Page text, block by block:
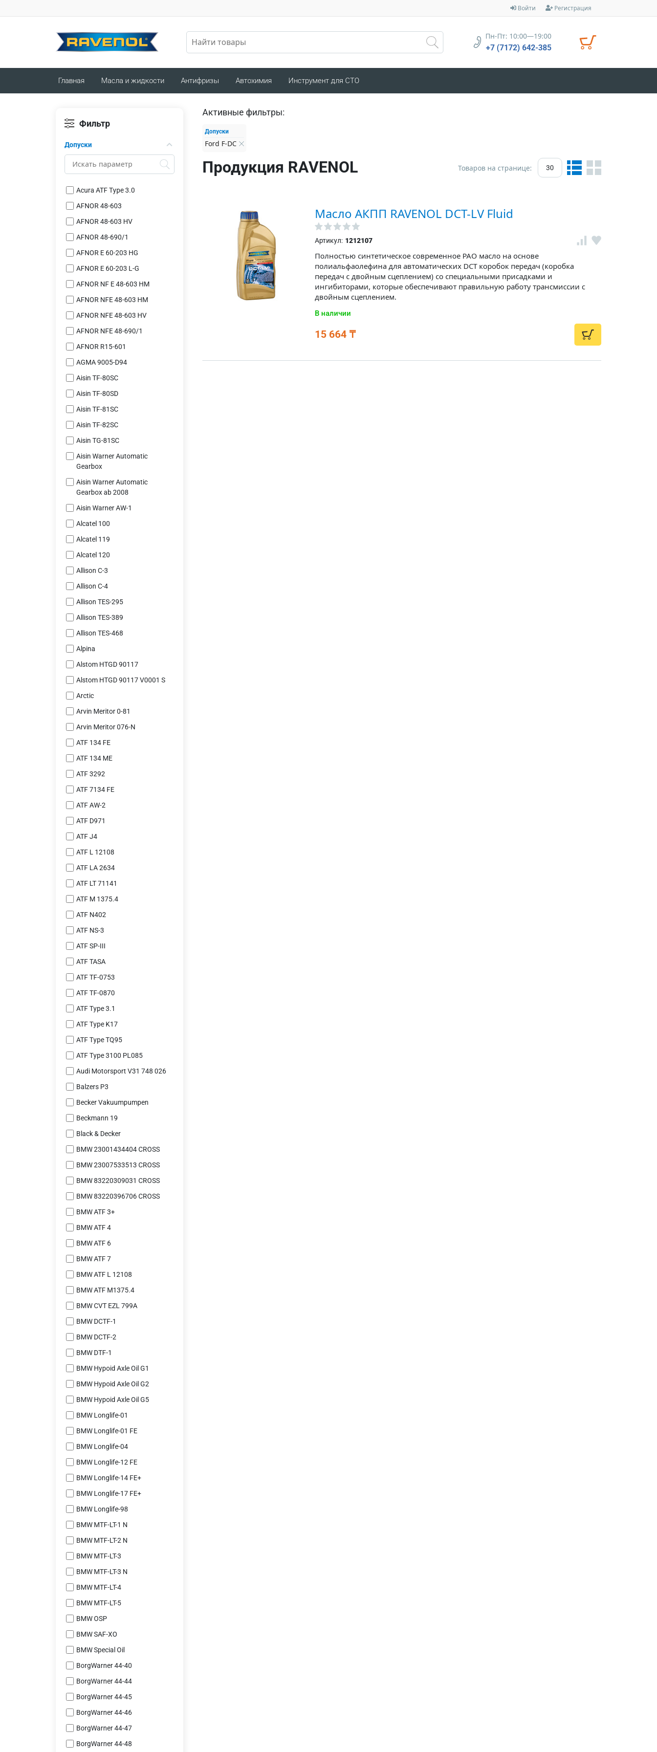
Войти Регистрация
Пн-Пт: 10:00—19:00
+7 (7172) 642-385
Главная Масла и жидкости Антифризы Автохимия Инструмент для СТО
Фильтр
Допуски
Acura ATF Type 3.0
AFNOR 48-603
AFNOR 48-603 HV
AFNOR 48-690/1
AFNOR E 60-203 HG
AFNOR E 60-203 L-G
AFNOR NF E 48-603 HM
AFNOR NFE 48-603 HM
AFNOR NFE 48-603 HV
AFNOR NFE 48-690/1
AFNOR R15-601
AGMA 9005-D94
Aisin TF-80SC
Aisin TF-80SD
Aisin TF-81SC
Aisin TF-82SC
Aisin TG-81SC
Aisin Warner Automatic
Gearbox
Aisin Warner Automatic
Gearbox ab 2008
Aisin Warner AW-1
Alcatel 100
Alcatel 119
Alcatel 120
Allison C-3
Allison C-4
Allison TES-295
Allison TES-389
Allison TES-468
Alpina
Alstom HTGD 90117
Alstom HTGD 90117 V0001 S
Arctic
Arvin Meritor 0-81
Arvin Meritor 076-N
ATF 134 FE
ATF 134 ME
ATF 3292
ATF 7134 FE
ATF AW-2
ATF D971
ATF J4
ATF L 12108
ATF LA 2634
ATF LT 71141
ATF M 1375.4
ATF N402
ATF NS-3
ATF SP-III
ATF TASA
ATF TF-0753
ATF TF-0870
ATF Type 3.1
ATF Type K17
ATF Type TQ95
ATF Type 3100 PL085
Audi Motorsport V31 748 026
Balzers P3
Becker Vakuumpumpen
Beckmann 19
Black & Decker
BMW 23001434404 CROSS
BMW 23007533513 CROSS
BMW 83220309031 CROSS
BMW 83220396706 CROSS
BMW ATF 3+
BMW ATF 4
BMW ATF 6
BMW ATF 7
BMW ATF L 12108
BMW ATF M1375.4
BMW CVT EZL 799A
BMW DCTF-1
BMW DCTF-2
BMW DTF-1
BMW Hypoid Axle Oil G1
BMW Hypoid Axle Oil G2
BMW Hypoid Axle Oil G5
BMW Longlife-01
BMW Longlife-01 FE
BMW Longlife-04
BMW Longlife-12 FE
BMW Longlife-14 FE+
BMW Longlife-17 FE+
BMW Longlife-98
BMW MTF-LT-1 N
BMW MTF-LT-2 N
BMW MTF-LT-3
BMW MTF-LT-3 N
BMW MTF-LT-4
BMW MTF-LT-5
BMW OSP
BMW SAF-XO
BMW Special Oil
BorgWarner 44-40
BorgWarner 44-44
BorgWarner 44-45
BorgWarner 44-46
BorgWarner 44-47
BorgWarner 44-48
Активные фильтры:
Допуски
Ford F-DC
Продукция RAVENOL Товаров на странице: 30
Масло АКПП RAVENOL DCT-LV Fluid
Артикул: 1212107
Полностью синтетическое современное PAO масло на основе
полиальфаолефина для автоматических DCT коробок передач (коробка
передач с двойным сцеплением) со специальными присадками и
ингибиторами, которые обеспечивают правильную работу трансмиссии с
двойным сцеплением.
В наличии
15 664 ₸